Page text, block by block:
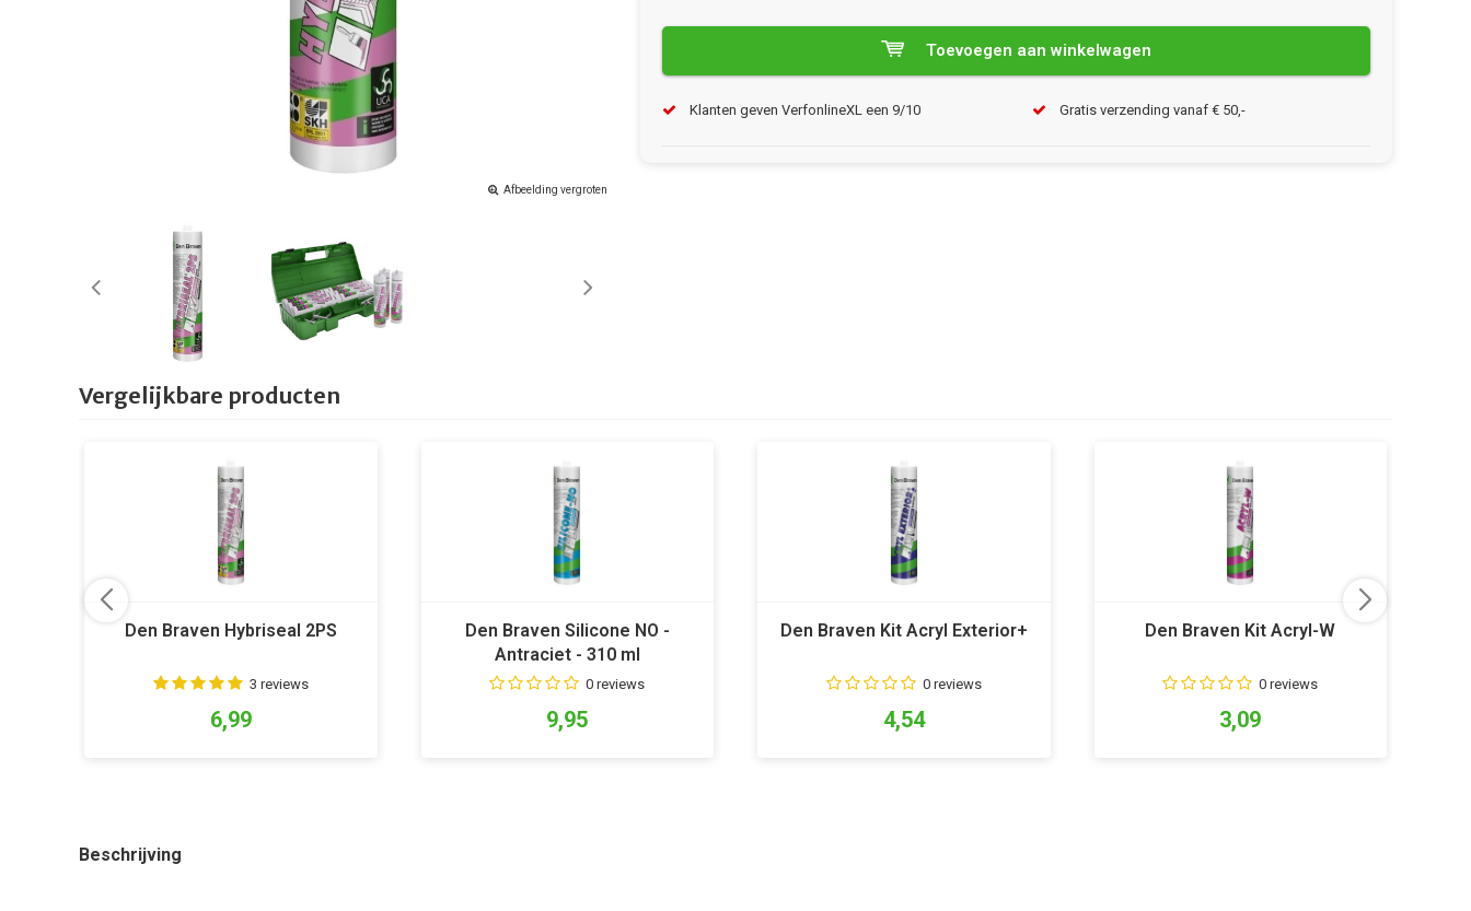
Afbeelding vergroten
Toevoegen aan winkelwagen
Klanten geven VerfonlineXL een 9/10 Gratis verzending vanaf € 50,-
Vergelijkbare producten
Den Braven Hybriseal 2PS
3 reviews
6,99
Den Braven Silicone NO -
Antraciet - 310 ml
0 reviews
9,95
Den Braven Kit Acryl Exterior+
0 reviews
4,54
Den Braven Kit Acryl-W
0 reviews
3,09
Beschrijving